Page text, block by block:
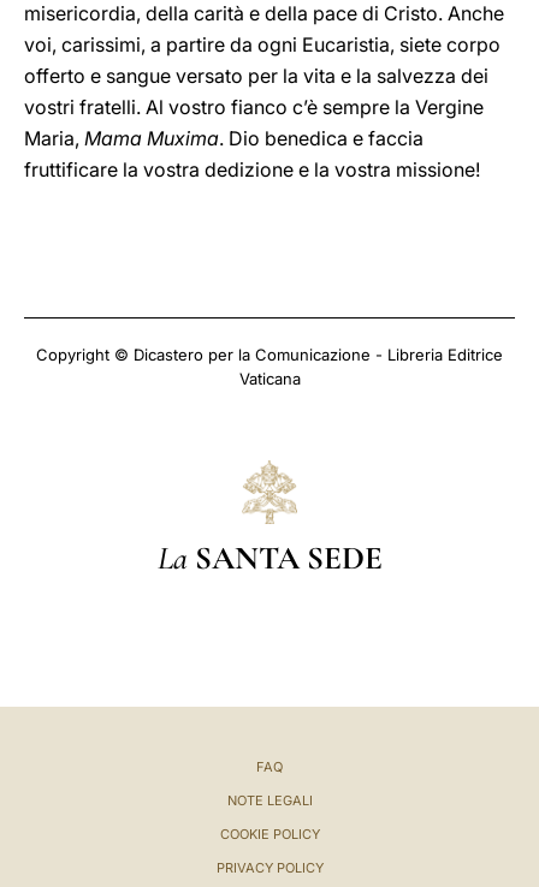
misericordia, della carità e della pace di Cristo. Anche
voi, carissimi, a partire da ogni Eucaristia, siete corpo
offerto e sangue versato per la vita e la salvezza dei
vostri fratelli. Al vostro fianco c’è sempre la Vergine
Maria, Mama Muxima. Dio benedica e faccia
fruttificare la vostra dedizione e la vostra missione!
Copyright © Dicastero per la Comunicazione - Libreria Editrice
Vaticana
La SANTA SEDE
FAQ
NOTE LEGALI
COOKIE POLICY
PRIVACY POLICY